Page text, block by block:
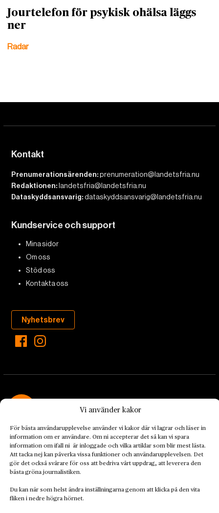
Vi använder kakor
För bästa användarupplevelse använder vi kakor där vi lagrar och läser in
information om er användare. Om ni accepterar det så kan vi spara
information om ifall ni är inloggade och vilka artiklar som blir mest lästa.
Att tacka nej kan påverka vissa funktioner och användarupplevelsen. Det
gör det också svårare för oss att bedriva vårt uppdrag, att leverera den
bästa gröna journalistiken.
Du kan när som helst ändra inställningarna genom att klicka på den vita
fliken i nedre högra hörnet.
Jourtelefon för psykisk ohälsa läggs
ner
Radar
Kontakt
Prenumerationsärenden:prenumeration@landetsfria.nu
Redaktionen: landetsfria@landetsfria.nu
Dataskyddsansvarig:dataskyddsansvarig@landetsfria.nu
Kundservice och support
Mina sidor
Om oss
Stöd oss
Kontakta oss
Nyhetsbrev
Landets Fria Tidning är en nyhetstidning med bred bevakning av
det viktigaste som händer lokalt och globalt och med fokus på
omställningsrörelsen. En omställning till ett hållbart samhälle går
både via starka och lika rättigheter för alla människor, minskade
ekonomiska och sociala klyftor, samt utrymme för allt levande att
utvecklas och frodas.